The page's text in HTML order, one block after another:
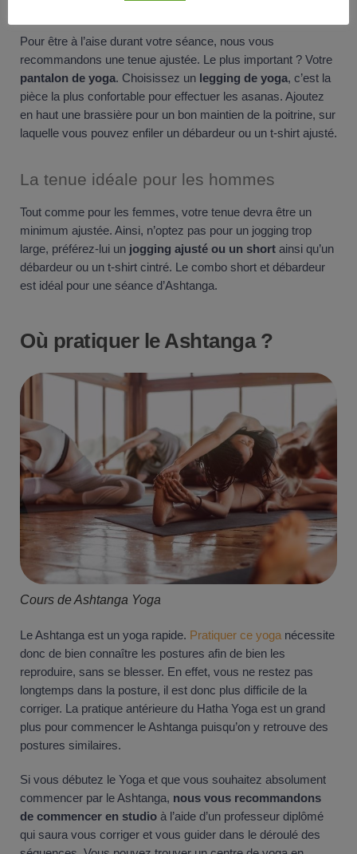
Pour être à l’aise durant votre séance, nous vous
recommandons une tenue ajustée. Le plus important ? Votre
pantalon de yoga. Choisissez un legging de yoga, c’est la
pièce la plus confortable pour effectuer les asanas. Ajoutez
en haut une brassière pour un bon maintien de la poitrine, sur
laquelle vous pouvez enfiler un débardeur ou un t-shirt ajusté.
La tenue idéale pour les hommes
Tout comme pour les femmes, votre tenue devra être un
minimum ajustée. Ainsi, n’optez pas pour un jogging trop
large, préférez-lui un jogging ajusté ou un short ainsi qu’un
débardeur ou un t-shirt cintré. Le combo short et débardeur
est idéal pour une séance d’Ashtanga.
Où pratiquer le Ashtanga ?
Cours de Ashtanga Yoga
Le Ashtanga est un yoga rapide. Pratiquer ce yoga nécessite
donc de bien connaître les postures afin de bien les
reproduire, sans se blesser. En effet, vous ne restez pas
longtemps dans la posture, il est donc plus difficile de la
corriger. La pratique antérieure du Hatha Yoga est un grand
plus pour commencer le Ashtanga puisqu’on y retrouve des
postures similaires.
Si vous débutez le Yoga et que vous souhaitez absolument
commencer par le Ashtanga, nous vous recommandons
de commencer en studio à l’aide d’un professeur diplômé
qui saura vous corriger et vous guider dans le déroulé des